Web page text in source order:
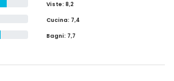
Viste: 8,2
Cucina: 7,4
Bagni: 7,7